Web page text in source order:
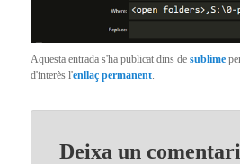
Aquesta entrada s'ha publicat dins desublime
d'interès l'enllaç permanent.
Deixa un comentari